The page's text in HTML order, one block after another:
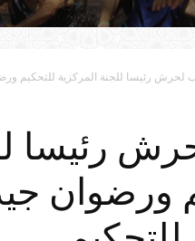
رئيسا
ورضوان